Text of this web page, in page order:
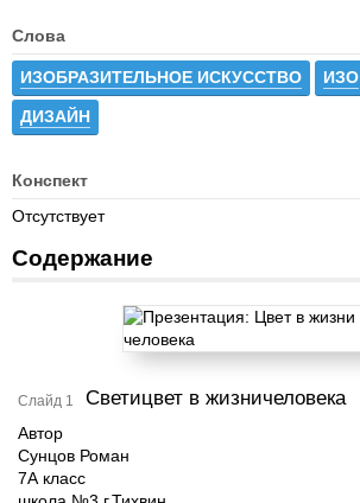
Слова
ИЗОБРАЗИТЕЛЬНОЕ ИСКУССТВО ИЗО
ДИЗАЙН
Конспект
Отсутствует
Содержание
Слайд 1 Светицвет в жизничеловека
Автор
Сунцов Роман
7А класс